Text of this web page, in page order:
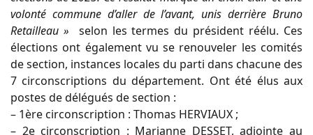
volonté commune d’aller de l’avant, unis derrière Bruno
Retailleau » selon les termes du président réélu. Ces
élections ont également vu se renouveler les comités
de section, instances locales du parti dans chacune des
7 circonscriptions du département. Ont été élus aux
postes de délégués de section :
– 1ère circonscription : Thomas HERVIAUX ;
– 2e circonscription : Marianne DESSET, adjointe au